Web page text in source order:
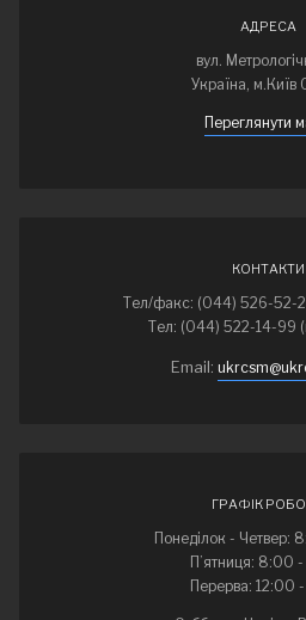
АДРЕСА
вул.
Україна, м.Київ
Переглянути
КОНТАКТИ
Тел/факс: (044) 526-52-
Тел: (044) 522-14-99
Email:
ГРАФІК
Понеділок - Четвер:
П’ятниця: 8:00
Перерва: 12:00